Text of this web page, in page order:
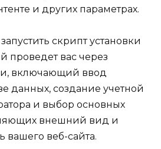
и других параметрах.
скрипт установки
проведет вас через
включающий ввод
данных, создание учетной
и выбор основных
внешний вид и
вашего веб-сайта.